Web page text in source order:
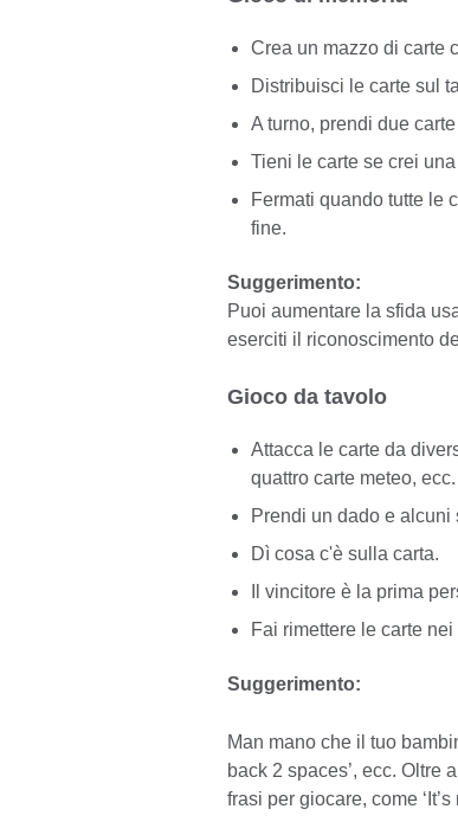
Crea un mazzo di carte
Distribuisci le carte sul
A turno, prendi due
Tieni le carte se crei
Fermati quando tutte le
fine.
Suggerimento:
Puoi aumentare la sfida
eserciti il riconoscimento
Gioco da tavolo
Attacca le carte da
quattro carte meteo, ecc.
Prendi un dado e alcuni
Dì cosa c'è sulla carta.
Il vincitore è la prima
Fai rimettere le carte
Suggerimento:
Man mano che il tuo
back 2 spaces’, ecc. Oltre
frasi per giocare, come ‘It’s